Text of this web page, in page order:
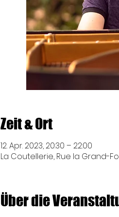
Zeit & Ort
12. Apr. 2023, 20:30 – 22:00
La Coutellerie, Rue la Grand-
Über die